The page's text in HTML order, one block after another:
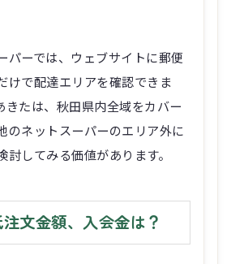
パーでは、ウェブサイトに郵便
けで配達エリアを確認できま
きたは、秋田県内全域をカバー
のネットスーパーのエリア外に
討してみる価値があります。
文金額、入会金は？